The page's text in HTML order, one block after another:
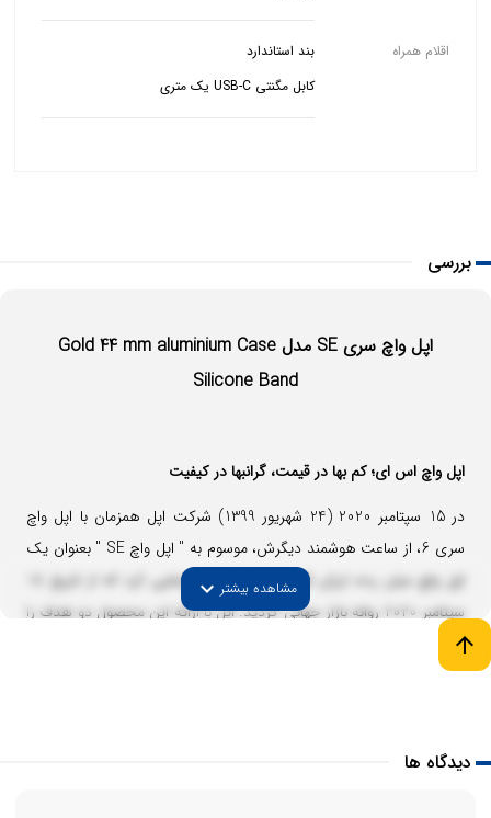
اقلام همراه
بند استاندارد
کابل مگنتی USB-C یک متری
بررسی
اپل واچ سری SE مدل Gold 44 mm aluminium Case
Silicone Band
اپل واچ اس ای؛ کم بها در قیمت، گرانبها در کیفیت
در 15 سپتامبر 2020 (24 شهریور 1399) شرکت اپل همزمان با اپل واچ
سری 6، از ساعت‌ هوشمند دیگرش، موسوم به " اپل واچ SE " بعنوان یک
سپتامبر 2020 روانه بازار جهانی گردید. اپل با ارائه این محصول دو هدف را
دنبال می‌کند:
برای افراد بیشتر.
مشاهده بیشترexpand_more
arrow_upward
دیدگاه ها